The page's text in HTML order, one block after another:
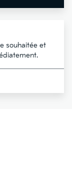
souhaitée et